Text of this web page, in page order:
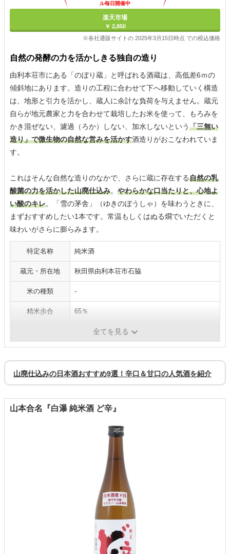
ル毎日開催中
楽天市場
￥ 2,850
※各社通販サイトの 2025年3月15日時点 での税込価格
自然の発酵の力を活かしきる独自の造り
由利本荘市にある「のぼり蔵」と呼ばれる酒蔵は、高低差6ｍの
傾斜地にあります。造りの工程に合わせて下へ移動していく構造
は、地形と引力を活かし、蔵人に余計な負荷を与えません。蔵元
自らが地元農家と力を合わせて栽培したお米を使って、もろみを
かき混ぜない、濾過（ろか）しない、加水しないという「三無い
造り」で微生物の自然な営みを活かす酒造りがおこなわれていま
す。
これはそんな自然な造りのなかで、さらに蔵に存在する自然の乳
酸菌の力を活かした山廃仕込み。 やわらかな口当たりと、心地よ
い酸のキレ。「雪の茅舎」（ゆきのぼうしゃ）を味わうときに、
まずおすすめしたい1本です。常温もしくはぬる燗でいただくと
味わいがさらに膨らみます。
特定名称 純米酒
蔵元・所在地 秋田県由利本荘市石脇
米の種類 -
精米歩合 65％
全てを見る
山廃仕込みの日本酒おすすめ9選！辛口＆甘口の人気酒を紹介
山本合名『白瀑 純米酒 ど辛』